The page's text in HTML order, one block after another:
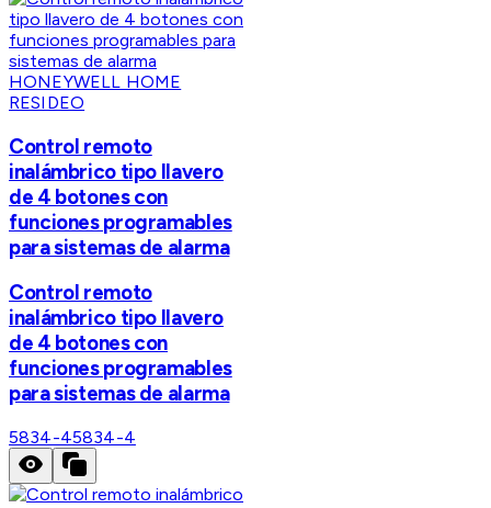
HONEYWELL HOME
RESIDEO
Control remoto
inalámbrico tipo llavero
de 4 botones con
funciones programables
para sistemas de alarma
Control remoto
inalámbrico tipo llavero
de 4 botones con
funciones programables
para sistemas de alarma
5834-45834-4